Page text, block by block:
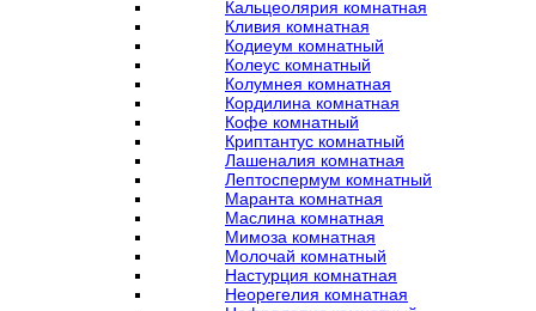
Кальцеолярия комнатная
Кливия комнатная
Кодиеум комнатный
Колеус комнатный
Колумнея комнатная
Кордилина комнатная
Кофе комнатный
Криптантус комнатный
Лашеналия комнатная
Лептоспермум комнатный
Маранта комнатная
Маслина комнатная
Мимоза комнатная
Молочай комнатный
Настурция комнатная
Неорегелия комнатная